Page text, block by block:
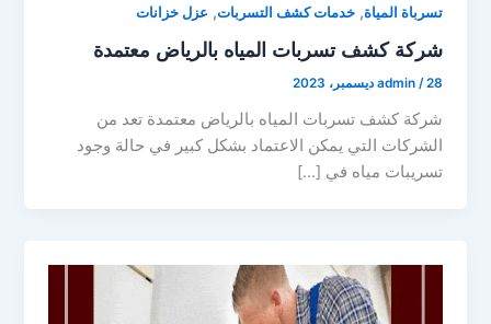
تسرباة المياة,خدمات كشف التسربات, عزل خزانات
شركة كشف تسربات المياه بالرياض معتمدة
admin /28 ديسمبر، 2023
شركة كشف تسربات المياه بالرياض معتمدة تعد من
الشركات التي يمكن الاعتماد بشكل كبير في حالة وجود
تسريبات مياه في […]